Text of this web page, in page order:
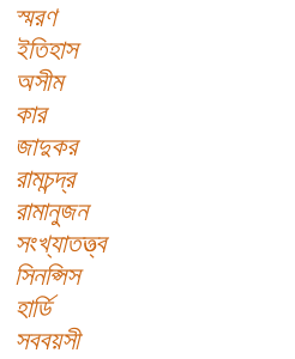
স্মরণ
ইতিহাস
অসীম
কার
জাদুকর
রামচন্দ্র
রামানুজন
সংখ্যাতত্ত্ব
সিনপ্সিস
হার্ডি
সববয়সী